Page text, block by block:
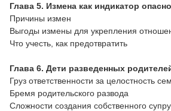
Глава 5. Измена как индикатор
Причины измен
Выгоды измены для укрепления
Что учесть, как предотвратить
Глава 6. Дети разведенных
Груз ответственности за целостность
Бремя родительского развода
Сложности создания собственного